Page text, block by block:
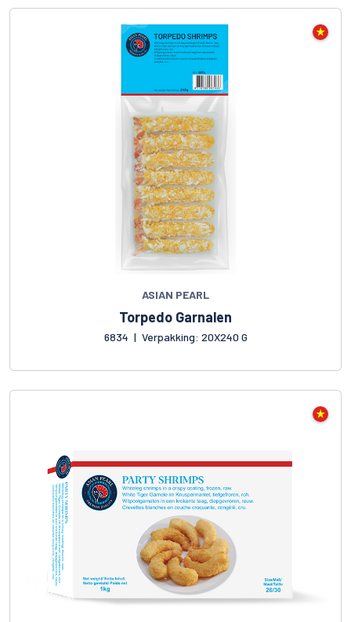
ASIAN PEARL
Torpedo Garnalen
6834 | Verpakking: 20X240 G